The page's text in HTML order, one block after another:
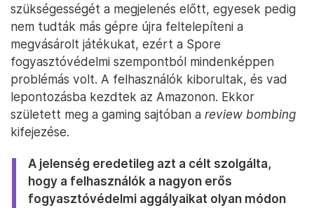
szükségességét a megjelenés előtt, egyesek pedig
nem tudták más gépre újra feltelepíteni a
megvásárolt játékukat, ezért a Spore
fogyasztóvédelmi szempontból mindenképpen
problémás volt. A felhasználók kiborultak, és vad
lepontozásba kezdtek az Amazonon. Ekkor
született meg a gaming sajtóban a review bombing
kifejezése.
A jelenség eredetileg azt a célt szolgálta,
hogy a felhasználók a nagyon erős
fogyasztóvédelmi aggályaikat olyan módon